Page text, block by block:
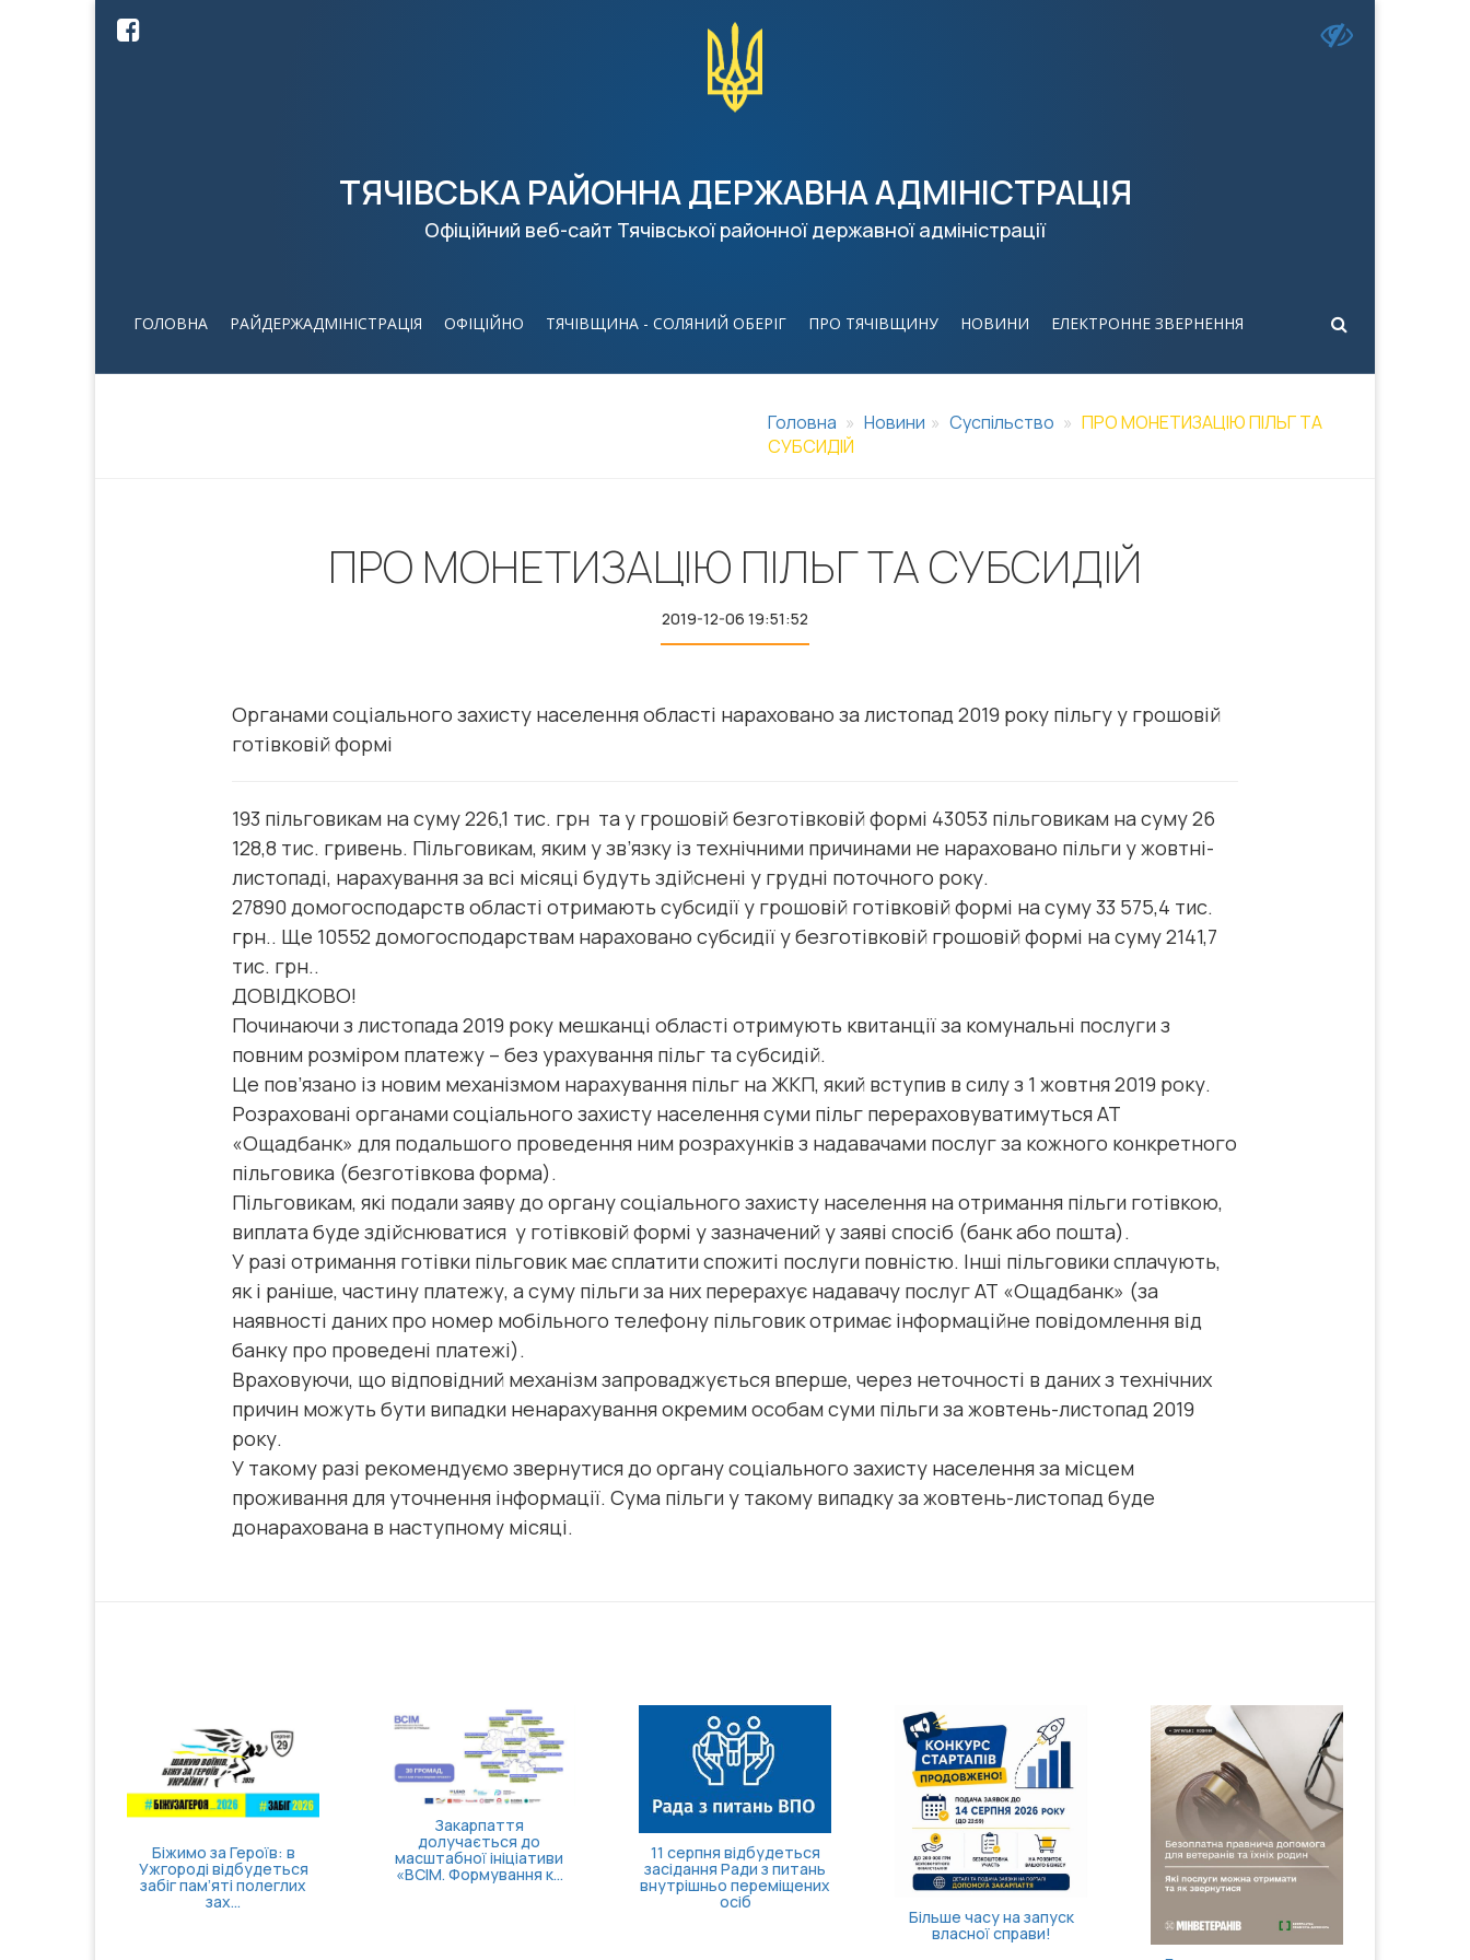
ТЯЧІВСЬКА РАЙОННА ДЕРЖАВНА АДМІНІСТРАЦІЯ
Офіційний веб-сайт Тячівської районної державної адміністрації
ГОЛОВНА РАЙДЕРЖАДМІНІСТРАЦІЯ ОФІЦІЙНО ТЯЧІВЩИНА - СОЛЯНИЙ ОБЕРІГ ПРО ТЯЧІВЩИНУ НОВИНИ ЕЛЕКТРОННЕ ЗВЕРНЕННЯ
Головна Новини Суспільство
ПРО МОНЕТИЗАЦІЮ ПІЛЬГ ТА
СУБСИДІЙ
ПРО МОНЕТИЗАЦІЮ ПІЛЬГ ТА СУБСИДІЙ
2019-12-06 19:51:52
Органами соціального захисту населення області нараховано за листопад 2019 року пільгу у грошовій
готівковій формі
193 пільговикам на суму 226,1 тис. грн та у грошовій безготівковій формі 43053 пільговикам на суму 26
128,8 тис. гривень. Пільговикам, яким у зв’язку із технічними причинами не нараховано пільги у жовтні-
листопаді, нарахування за всі місяці будуть здійснені у грудні поточного року.
27890 домогосподарств області отримають субсидії у грошовій готівковій формі на суму 33 575,4 тис.
грн.. Ще 10552 домогосподарствам нараховано субсидії у безготівковій грошовій формі на суму 2141,7
тис. грн..
ДОВІДКОВО!
Починаючи з листопада 2019 року мешканці області отримують квитанції за комунальні послуги з
повним розміром платежу – без урахування пільг та субсидій.
Це пов’язано із новим механізмом нарахування пільг на ЖКП, який вступив в силу з 1 жовтня 2019 року.
Розраховані органами соціального захисту населення суми пільг перераховуватимуться АТ
«Ощадбанк» для подальшого проведення ним розрахунків з надавачами послуг за кожного конкретного
пільговика (безготівкова форма).
Пільговикам, які подали заяву до органу соціального захисту населення на отримання пільги готівкою,
виплата буде здійснюватися у готівковій формі у зазначений у заяві спосіб (банк або пошта).
У разі отримання готівки пільговик має сплатити спожиті послуги повністю. Інші пільговики сплачують,
як і раніше, частину платежу, а суму пільги за них перерахує надавачу послуг АТ «Ощадбанк» (за
наявності даних про номер мобільного телефону пільговик отримає інформаційне повідомлення від
банку про проведені платежі).
Враховуючи, що відповідний механізм запроваджується вперше, через неточності в даних з технічних
причин можуть бути випадки ненарахування окремим особам суми пільги за жовтень-листопад 2019
року.
У такому разі рекомендуємо звернутися до органу соціального захисту населення за місцем
проживання для уточнення інформації. Сума пільги у такому випадку за жовтень-листопад буде
донарахована в наступному місяці.
Закарпаття
масштабної ініціативи
«ВСІМ. Формування к...
11 серпня відбудеться
засідання Ради з питань
внутрішньо переміщених
Затверджено правила
госпіталізації,
продовження